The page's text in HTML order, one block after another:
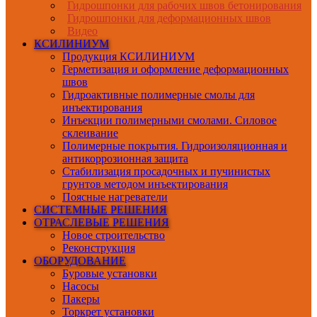
Гидрошпонки для рабочих швов бетонирования
Гидрошпонки для деформационных швов
Видео
КСИЛИНИУМ
Продукция КСИЛИНИУМ
Герметизация и оформление деформационных
швов
Гидроактивные полимерные смолы для
инъектирования
Инъекции полимерными смолами. Силовое
склеивание
Полимерные покрытия. Гидроизоляционная и
антикоррозионная защита
Стабилизация просадочных и пучинистых
грунтов методом инъектирования
Поясные нагреватели
СИСТЕМНЫЕ РЕШЕНИЯ
ОТРАСЛЕВЫЕ РЕШЕНИЯ
Новое строительство
Реконструкция
ОБОРУДОВАНИЕ
Буровые установки
Насосы
Пакеры
Торкрет установки